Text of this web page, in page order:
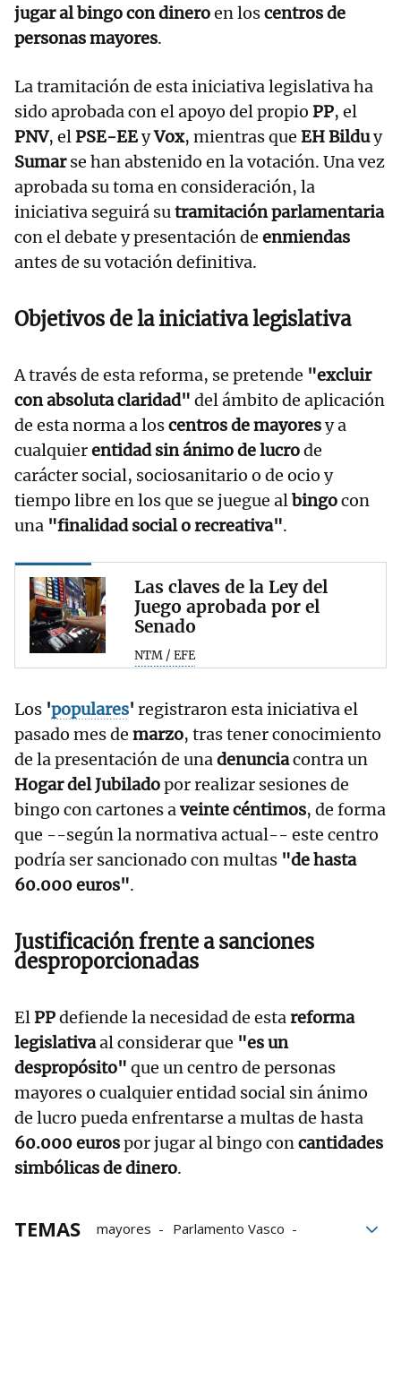
jugar al bingo con dineroen loscentros de
personas mayores.
La tramitación de esta iniciativa legislativa ha
sido aprobada con el apoyo del propio PP, el
PNV, elPSE-EEyVox, mientras que EH Bilduy
Sumarse han abstenido en la votación. Una vez
aprobada su toma en consideración, la
iniciativa seguirá sutramitación parlamentaria
con el debate y presentación de enmiendas
antes de su votación definitiva.
Objetivos de la iniciativa legislativa
A través de esta reforma, se pretende "excluir
con absoluta claridad" del ámbito de aplicación
de esta norma a loscentros de mayoresy a
cualquierentidad sin ánimo de lucrode
carácter social, sociosanitario o de ocio y
tiempo libre en los que se juegue albingocon
una "finalidad social o recreativa".
Las claves de la Ley del
Juego aprobada por el
Senado
NTM / EFE
Los 'populares' registraron esta iniciativa el
pasado mes de marzo, tras tener conocimiento
de la presentación de unadenunciacontra un
Hogar del Jubiladopor realizar sesiones de
bingo con cartones aveinte céntimos, de forma
que --según la normativa actual-- este centro
podría ser sancionado con multas "de hasta
60.000 euros".
Justificación frente a sanciones
desproporcionadas
ElPPdefiende la necesidad de estareforma
legislativaal considerar que "es un
despropósito" que un centro de personas
mayores o cualquier entidad social sin ánimo
de lucro pueda enfrentarse a multas de hasta
60.000 eurospor jugar al bingo concantidades
simbólicas de dinero.
TEMAS mayores
Parlamento Vasco